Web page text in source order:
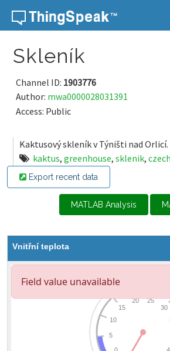
Skip to content
Skleník
Channel ID: 1903776
Author: mwa0000028031391
Access: Public
Kaktusový skleník v Týništi nad Orlicí.
kaktus, greenhouse, sklenik,
Export recent data
MATLAB Analysis
Vnitřní teplota